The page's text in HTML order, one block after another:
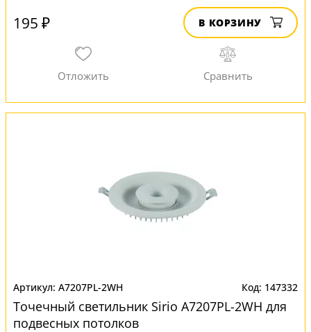
195 ₽ В КОРЗИНУ
A7207PL-2WH 147332
Точечный светильник Sirio A7207PL-2WH для
подвесных потолков